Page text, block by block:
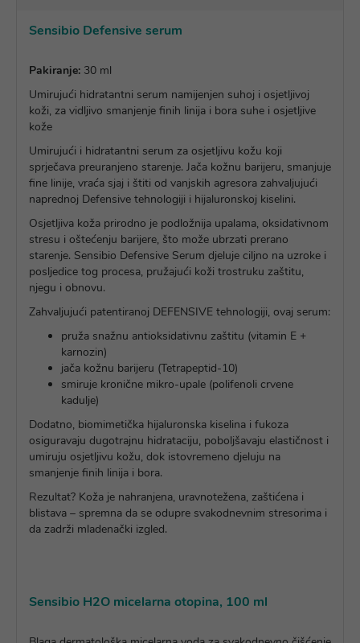
Sensibio Defensive serum
Pakiranje: 30 ml
Umirujući hidratantni serum namijenjen suhoj i osjetljivoj
koži, za vidljivo smanjenje finih linija i bora suhe i osjetljive
kože
Umirujući i hidratantni serum za osjetljivu kožu koji
sprječava preuranjeno starenje. Jača kožnu barijeru, smanjuje
fine linije, vraća sjaj i štiti od vanjskih agresora zahvaljujući
naprednoj Defensive tehnologiji i hijaluronskoj kiselini.
Osjetljiva koža prirodno je podložnija upalama, oksidativnom
stresu i oštećenju barijere, što može ubrzati prerano
starenje. Sensibio Defensive Serum djeluje ciljno na uzroke i
posljedice tog procesa, pružajući koži trostruku zaštitu,
njegu i obnovu.
Zahvaljujući patentiranoj DEFENSIVE tehnologiji, ovaj serum:
pruža snažnu antioksidativnu zaštitu (vitamin E +
karnozin)
jača kožnu barijeru (Tetrapeptid-10)
smiruje kronične mikro-upale (polifenoli crvene
kadulje)
Dodatno, biomimetička hijaluronska kiselina i fukoza
osiguravaju dugotrajnu hidrataciju, poboljšavaju elastičnost i
umiruju osjetljivu kožu, dok istovremeno djeluju na
smanjenje finih linija i bora.
Rezultat? Koža je nahranjena, uravnotežena, zaštićena i
blistava – spremna da se odupre svakodnevnim stresorima i
da zadrži mladenački izgled.
Sensibio H2O micelarna otopina, 100 ml